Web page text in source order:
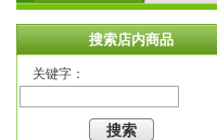
搜索店内商品
关键字：